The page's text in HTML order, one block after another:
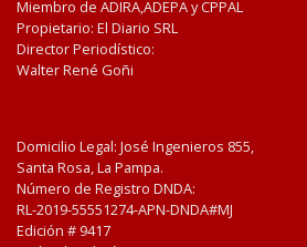
Miembro de ADIRA,ADEPA y CPPAL
Propietario: El Diario SRL
Director Periodístico:
Walter René Goñi
Domicilio Legal: José Ingenieros 855,
Santa Rosa, La Pampa.
Número de Registro DNDA:
RL-2019-55551274-APN-DNDA#MJ
Edición # 9417